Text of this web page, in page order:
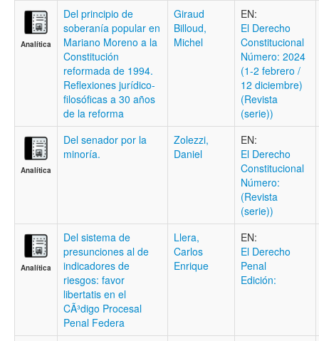
Analítica
Del principio de
soberanía popular en
Mariano Moreno a la
Constitución
reformada de 1994.
Reflexiones jurídico-
filosóficas a 30 años
de la reforma
Giraud
Billoud,
Michel
EN:
El Derecho
Constitucional
Número: 2024
(1-2 febrero /
12 diciembre)
(Revista
(serie))
Analítica
Del senador por la
minoría.
Zolezzi,
Daniel
EN:
El Derecho
Constitucional
Número:
(Revista
(serie))
Analítica
Del sistema de
presunciones al de
indicadores de
riesgos: favor
libertatis en el
CÃ³digo Procesal
Penal Federa
Llera,
Carlos
Enrique
EN:
El Derecho
Penal
Edición: